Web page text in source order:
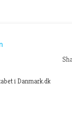
i Danmark.dk